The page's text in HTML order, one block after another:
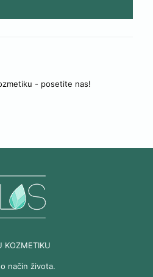
- posetite nas!
KOZMETIKU
način života.